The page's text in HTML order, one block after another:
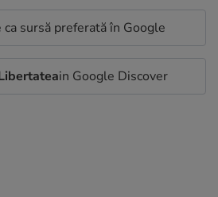
sursă preferată în Google
in Google Discover